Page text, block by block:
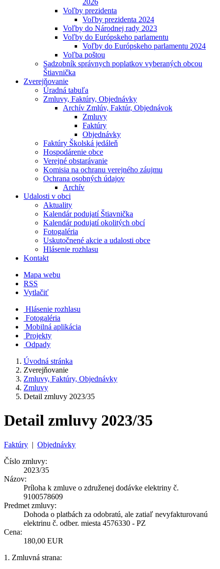
2026
Voľby prezidenta
Voľby prezidenta 2024
Voľby do Národnej rady 2023
Voľby do Európskeho parlamentu
Voľby do Európskeho parlamentu 2024
Voľba poštou
Sadzobník správnych poplatkov vyberaných obcou
Štiavnička
Zverejňovanie
Úradná tabuľa
Zmluvy, Faktúry, Objednávky
Archív Zmlúv, Faktúr, Objednávok
Zmluvy
Faktúry
Objednávky
Faktúry Školská jedáleň
Hospodárenie obce
Verejné obstarávanie
Komisia na ochranu verejného záujmu
Ochrana osobných údajov
Archív
Udalosti v obci
Aktuality
Kalendár podujatí Štiavnička
Kalendár podujatí okolitých obcí
Fotogaléria
Uskutočnené akcie a udalosti obce
Hlásenie rozhlasu
Kontakt
Mapa webu
RSS
Vytlačiť
Hlásenie rozhlasu
Fotogaléria
Mobilná aplikácia
Projekty
Odpady
Úvodná stránka
Zverejňovanie
Zmluvy, Faktúry, Objednávky
Zmluvy
Detail zmluvy 2023/35
Detail zmluvy 2023/35
Faktúry | Objednávky
Číslo zmluvy:
2023/35
Názov:
Príloha k zmluve o združenej dodávke elektriny č.
9100578609
Predmet zmluvy:
Dohoda o platbách za odobratú, ale zatiaľ nevyfakturovanú
elektrinu č. odber. miesta 4576330 - PZ
Cena:
180,00 EUR
1. Zmluvná strana: